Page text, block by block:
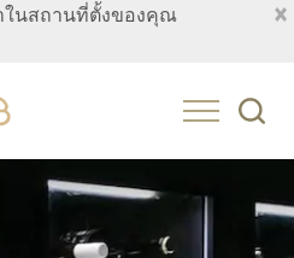
×
ในสถานที่ตั้งของคุณ